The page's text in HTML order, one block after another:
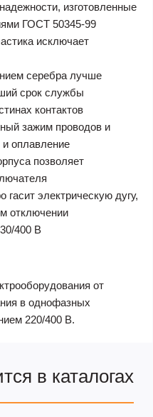
изготовленные
ГОСТ 50345-99
исключает
серебра лучше
срок службы
контактов
зажим проводов и
и оплавление
позволяет
электрическую дугу,
отключении
400 В
от
в однофазных
220/400 В.
в каталогах